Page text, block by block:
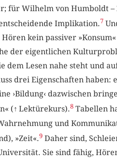
für Wilhelm von Humboldt
Implikation.7
Hören kein passiver
der eigentlichen
dem Lesen nahe steht und
drei Eigenschaften haben:
›Bildung‹ dazwischen
(↑ Lektürekurs).8Tabellen
und
»Zeit«.9Daher sind,
Sie sind fähig,